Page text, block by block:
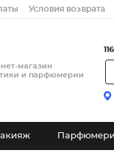
Условия возврата
магазин
и парфюмерии